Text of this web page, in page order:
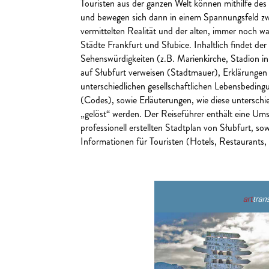
Touristen aus der ganzen Welt können mithilfe
und bewegen sich dann in einem Spannungsfeld
vermittelten Realität und der alten, immer noch
Städte Frankfurt und Słubice. Inhaltlich findet
Sehenswürdigkeiten (z.B. Marienkirche, Stadion
auf Słubfurt verweisen (Stadtmauer),
unterschiedlichen gesellschaftlichen
(Codes), sowie Erläuterungen, wie diese
„gelöst“ werden. Der Reiseführer enthält eine
professionell erstellten Stadtplan von Słubfurt,
Informationen für Touristen (Hotels,